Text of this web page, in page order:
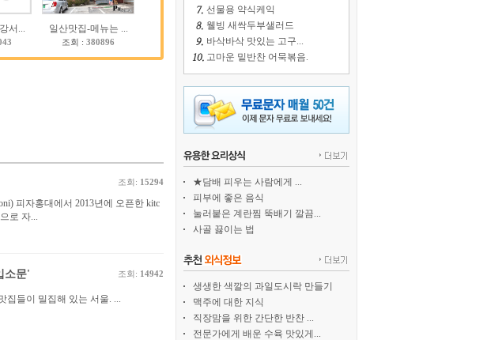
서... 일산맛집-메뉴는 ...
조회 : 380896
조회: 15294
피자홍대에서 2013년에 오픈한 kitc
로 자...
소문' 조회: 14942
집들이 밀집해 있는 서울. ...
선물용 약식케익
웰빙 새싹두부샐러드
바삭바삭 맛있는 고구...
고마운 밑반찬 어묵볶음.
★담배 피우는 사람에게 ...
피부에 좋은 음식
눌러붙은 계란찜 뚝배기 깔끔...
사골 끓이는 법
생생한 색깔의 과일도시락 만들기
맥주에 대한 지식
직장맘을 위한 간단한 반찬 ...
전문가에게 배운 수육 맛있게...